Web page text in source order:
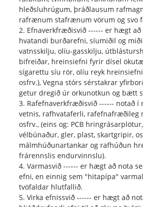
hleðsluhrúgum, þráðlausum
rafrænum stafrænum vörum og svo
2. Efnaverkfræðisvið ------ er hægt að
hvatandi burðarefni, síumiðil og
vatnsskilju, olíu-gasskilju,
bifreiðar, hreinsiefni fyrir dísel
sígarettu síu rör, olíu reyk
osfrv.), Vegna stórs sérstakrar
getur dregið úr orkunotkun og bætt
3. Rafefnaverkfræðisvið ------ notað í
vetnis, rafhvataferli, rafefnafræðileg
osfrv., (eins og: PCB
vélbúnaður, gler, plast, skartgripir,
málmhúðunartankar og rafhúðun
frárennslis endurvinnslu).
4. Varmasvið ------ er hægt að nota
efni, en einnig sem "hitapípa"
tvöfaldar hlutfallið.
5. Virka efnissvið ------ er hægt að